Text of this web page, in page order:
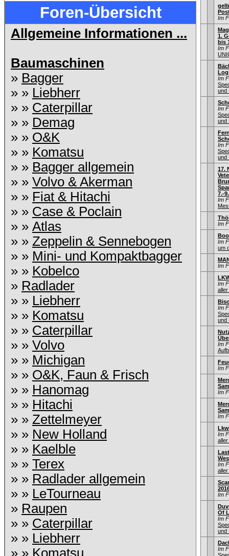
Foren-Übersicht
Allgemeine Informationen ...
Baumaschinen
» Bagger
» » Liebherr
» » Caterpillar
» » Demag
» » O&K
» » Komatsu
» » Bagger allgemein
» » Volvo & Akerman
» » Fiat & Hitachi
» » Case & Poclain
» » Atlas
» » Zeppelin & Sennebogen
» » Mini- und Kompaktbagger
» » Kobelco
» Radlader
» » Liebherr
» » Komatsu
» » Caterpillar
» » Volvo
» » Michigan
» » O&K, Faun & Frisch
» » Hanomag
» » Hitachi
» » Zettelmeyer
» » New Holland
» » Kaelble
» » Terex
» » Radlader allgemein
» » LeTourneau
» Raupen
» » Caterpillar
» » Liebherr
» » Komatsu
Im
1.
bis
Im
Im
und
Im
und
Im
und
17.
7.-
Im
Im
Im
um
Im
Im
aller
Im
und
Im
Im
Im
Im
Im
aller
Im
aller
Im
Of
Im
und
Im